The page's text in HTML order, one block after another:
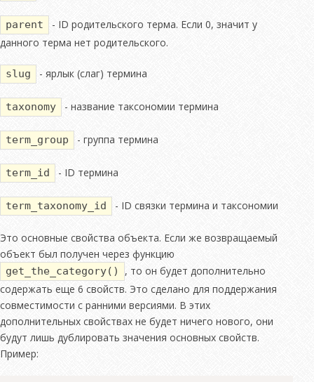
parent
- ID родительского терма. Если 0, значит у
данного терма нет родительского.
slug - ярлык (слаг) термина
taxonomy - название таксономии термина
term_group - группа термина
term_id - ID термина
term_taxonomy_id - ID связки термина и таксономии
Это основные свойства объекта. Если же возвращаемый
объект был получен через функцию
get_the_category()
, то он будет дополнительно
содержать еще 6 свойств. Это сделано для поддержания
совместимости с ранними версиями. В этих
дополнительных свойствах не будет ничего нового, они
будут лишь дублировать значения основных свойств.
Пример: